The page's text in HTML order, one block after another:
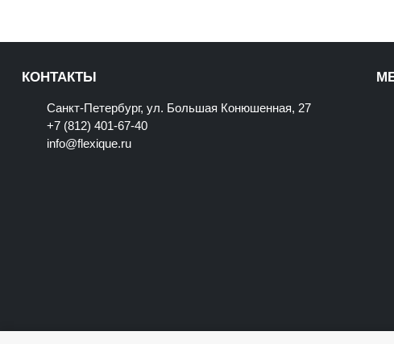
КОНТАКТЫ
Санкт-Петербург, ул. Большая Конюшенная, 27
+7 (812) 401-67-40
info@flexique.ru